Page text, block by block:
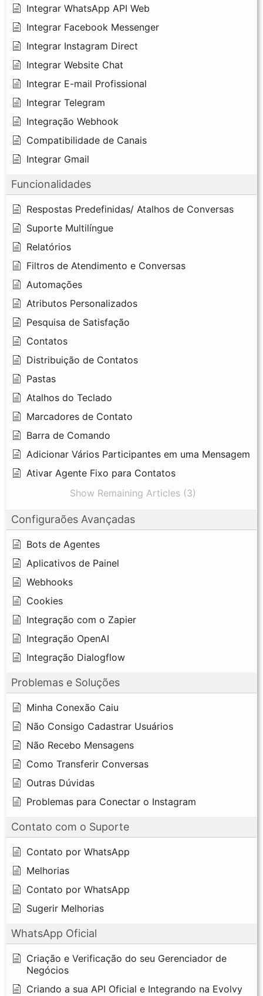
Integrar WhatsApp API Web
Integrar Facebook Messenger
Integrar Instagram Direct
Integrar Website Chat
Integrar E-mail Profissional
Integrar Telegram
Integração Webhook
Compatibilidade de Canais
Integrar Gmail
Funcionalidades
Respostas Predefinidas/ Atalhos de Conversas
Suporte Multilíngue
Relatórios
Filtros de Atendimento e Conversas
Automações
Atributos Personalizados
Pesquisa de Satisfação
Contatos
Distribuição de Contatos
Pastas
Atalhos do Teclado
Marcadores de Contato
Barra de Comando
Adicionar Vários Participantes em uma Mensagem
Ativar Agente Fixo para Contatos
Show Remaining Articles (3)
Configuraões Avançadas
Bots de Agentes
Aplicativos de Painel
Webhooks
Cookies
Integração com o Zapier
Integração OpenAI
Integração Dialogflow
Problemas e Soluções
Minha Conexão Caiu
Não Consigo Cadastrar Usuários
Não Recebo Mensagens
Como Transferir Conversas
Outras Dúvidas
Problemas para Conectar o Instagram
Contato com o Suporte
Contato por WhatsApp
Melhorias
Contato por WhatsApp
Sugerir Melhorias
WhatsApp Oficial
Criação e Verificação do seu Gerenciador de
Negócios
Criando a sua API Oficial e Integrando na Evolvy